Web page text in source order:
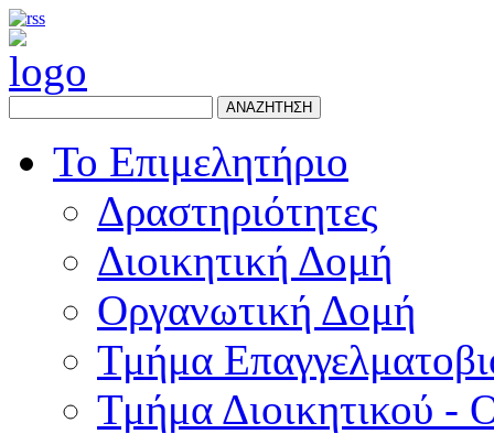
ΑΝΑΖΗΤΗΣΗ
Το Επιμελητήριο
Δραστηριότητες
Διοικητική Δομή
Οργανωτική Δομή
Τμήμα
Τμήμα Διοικητικού -